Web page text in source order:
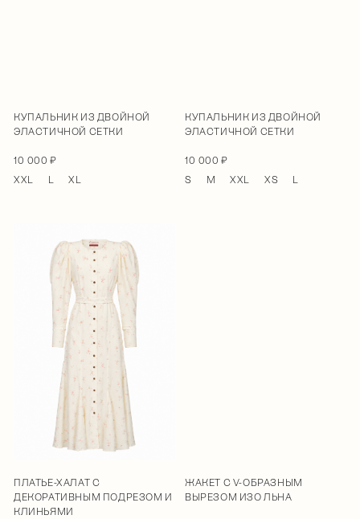
КУПАЛЬНИК ИЗ ДВОЙНОЙ
ЭЛАСТИЧНОЙ СЕТКИ
10 000 ₽
XXL
L XL
КУПАЛЬНИК ИЗ ДВОЙНОЙ
ЭЛАСТИЧНОЙ СЕТКИ
10 000 ₽
S
M XXL XS L
ПЛАТЬЕ-ХАЛАТ С
ДЕКОРАТИВНЫМ ПОДРЕЗОМ И
КЛИНЬЯМИ
ЖАКЕТ С V-ОБРАЗНЫМ
ВЫРЕЗОМ ИЗО ЛЬНА